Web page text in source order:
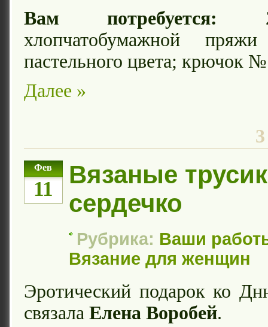
Вам потребуется:
хлопчатобумажной
пастельного цвета; крючок
Далее »
Фев
11
Вязаные
сердечко
Рубрика: Ваши
Вязание для женщин
Эротический подарок ко
связала Елена Воробей.